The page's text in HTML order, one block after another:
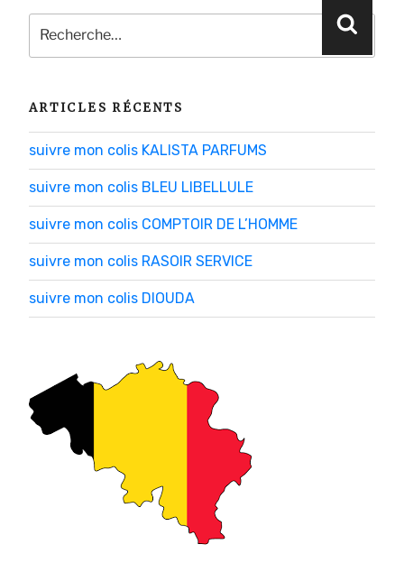
Recherche
pour
:
ARTICLES RÉCENTS
suivre mon colis KALISTA PARFUMS
suivre mon colis BLEU LIBELLULE
suivre mon colis COMPTOIR DE L’HOMME
suivre mon colis RASOIR SERVICE
suivre mon colis DIOUDA